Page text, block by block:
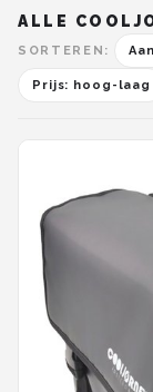
ALLE
SORTEREN:
Prijs: hoog-laag